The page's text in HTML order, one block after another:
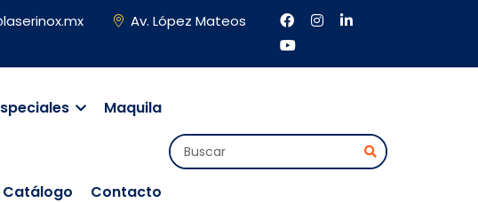
Av. López Mateos
Maquila
Catálogo Contacto